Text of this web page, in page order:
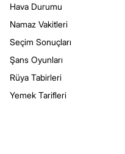
Hava Durumu
Namaz Vakitleri
Seçim Sonuçları
Şans Oyunları
Rüya Tabirleri
Yemek Tarifleri